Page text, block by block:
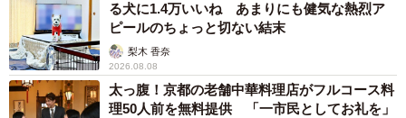
る犬に1.4万いいね あまりにも健気な熱烈ア
ピールのちょっと切ない結末
梨木 香奈
2026.08.08
太っ腹！京都の老舗中華料理店がフルコース料
理50人前を無料提供 「一市民としてお礼を」